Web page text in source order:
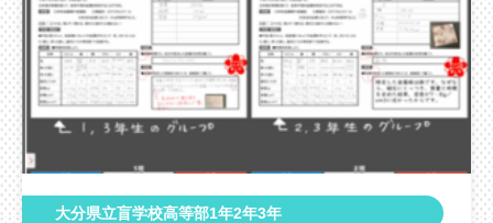
大分県立盲学校高等部1年2年3年